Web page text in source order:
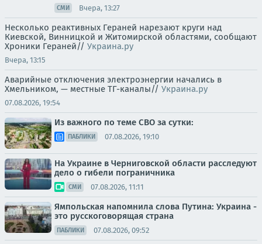
СМИ Вчера, 13:27
Несколько реактивных Гераней нарезают круги над
Киевской, Винницкой и Житомирской областями, сообщают
Хроники Гераней// Украина.ру
Вчера, 13:15
Аварийные отключения электроэнергии начались в
Хмельником, — местные ТГ-каналы// Украина.ру
07.08.2026, 19:54
Из важного по теме СВО за сутки:
ПАБЛИКИ 07.08.2026, 19:10
На Украине в Черниговской области расследуют
дело о гибели пограничника
СМИ 07.08.2026, 11:11
Ямпольская напомнила слова Путина: Украина -
это русскоговорящая страна
ПАБЛИКИ 07.08.2026, 09:52